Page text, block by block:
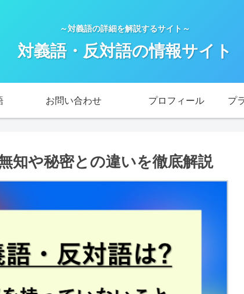
～対義語の詳細を解説するサイト～
対義語・反対語の情報サイト
お問い合わせ プロフィール
知や秘密との違いを徹底解説